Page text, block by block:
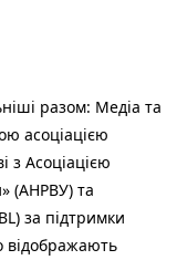
разом: Медіа та
асоціацією
з Асоціацією
(АНРВУ) та
за підтримки
відображають